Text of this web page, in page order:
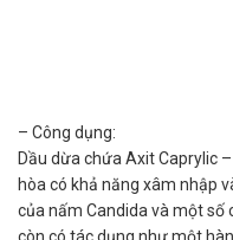
– Công dụng:
Dầu dừa chứa Axit Caprylic
hòa có khả năng xâm nhập
của nấm Candida và một số